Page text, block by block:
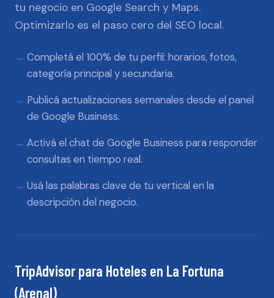
tu negocio en Google Search y Maps.
Optimizarlo es el paso cero del SEO local.
Completá el 100% de tu perfil: horarios, fotos,
categoría principal y secundaria.
Publicá actualizaciones semanales desde el panel
de Google Business.
Activá el chat de Google Business para responder
consultas en tiempo real.
Usá las palabras clave de tu vertical en la
descripción del negocio.
TripAdvisor para Hoteles en La Fortuna
(Arenal)